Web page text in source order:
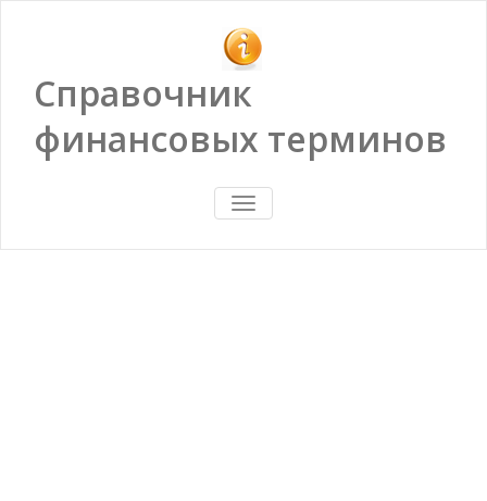
Справочник
финансовых терминов
ПОКАЗАТЬ/
СКРЫТЬ